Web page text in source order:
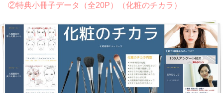
②特典小冊子データ（全20P）（化粧のチカラ）